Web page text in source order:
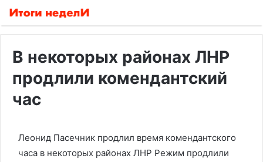
В некоторых районах ЛНР
продлили комендантский
час
Леонид Пасечник продлил время комендантского
часа в некоторых районах ЛНР Режим продлили